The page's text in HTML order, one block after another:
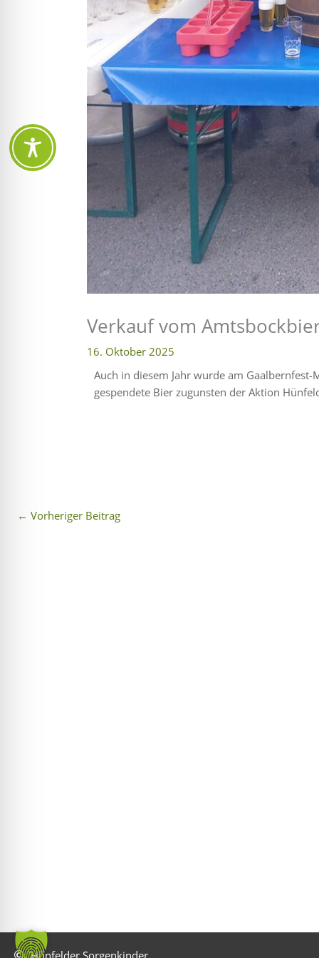
Verkauf vom
16. Oktober 2025
Auch in diesem Jahr wurde am
gespendete Bier zugunsten der Aktion
← Vorheriger Beitrag
Hünfelder Sorgenkinder